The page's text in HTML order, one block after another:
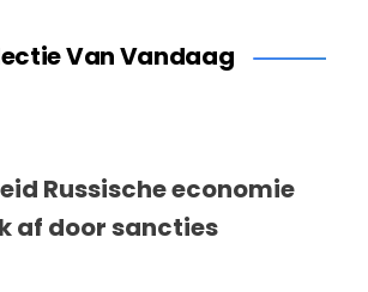
Van Vandaag
Russische economie
af door sancties